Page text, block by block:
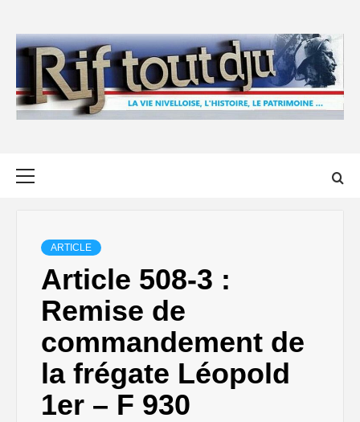
content
ARTICLE
Article 508-3 :
Remise de
commandement de
la frégate Léopold
1er – F 930